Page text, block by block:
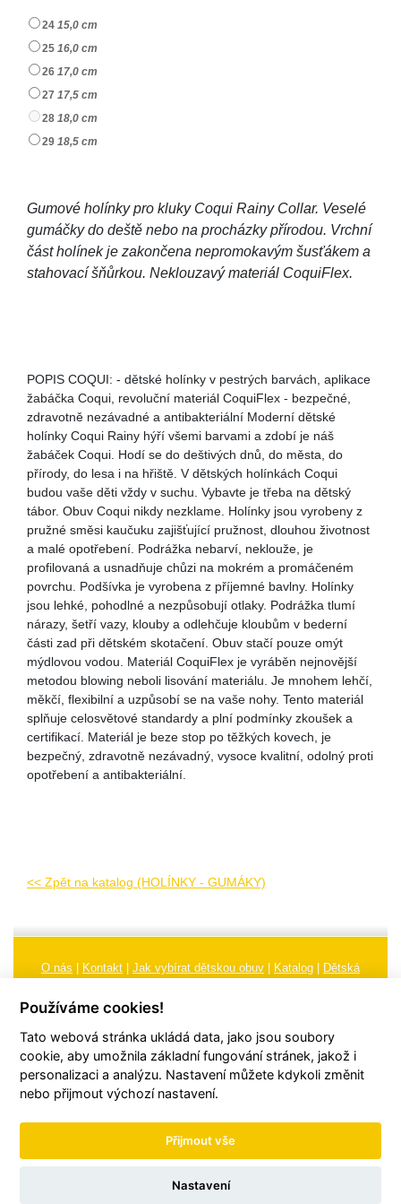
24 15,0 cm
25 16,0 cm
26 17,0 cm
27 17,5 cm
28 18,0 cm
29 18,5 cm
Gumové holínky pro kluky Coqui Rainy Collar. Veselé
gumáčky do deště nebo na procházky přírodou. Vrchní
část holínek je zakončena nepromokavým šusťákem a
stahovací šňůrkou. Neklouzavý materiál CoquiFlex.
POPIS COQUI: - dětské holínky v pestrých barvách, aplikace
žabáčka Coqui, revoluční materiál CoquiFlex - bezpečné,
zdravotně nezávadné a antibakteriální Moderní dětské
holínky Coqui Rainy hýří všemi barvami a zdobí je náš
žabáček Coqui. Hodí se do deštivých dnů, do města, do
přírody, do lesa i na hřiště. V dětských holínkách Coqui
budou vaše děti vždy v suchu. Vybavte je třeba na dětský
tábor. Obuv Coqui nikdy nezklame. Holínky jsou vyrobeny z
pružné směsi kaučuku zajišťující pružnost, dlouhou životnost
a malé opotřebení. Podrážka nebarví, neklouže, je
profilovaná a usnadňuje chůzi na mokrém a promáčeném
povrchu. Podšívka je vyrobena z příjemné bavlny. Holínky
jsou lehké, pohodlné a nezpůsobují otlaky. Podrážka tlumí
nárazy, šetří vazy, klouby a odlehčuje kloubům v bederní
části zad při dětském skotačení. Obuv stačí pouze omýt
mýdlovou vodou. Materiál CoquiFlex je vyráběn nejnovější
metodou blowing neboli lisování materiálu. Je mnohem lehčí,
měkčí, flexibilní a uzpůsobí se na vaše nohy. Tento materiál
splňuje celosvětové standardy a plní podmínky zkoušek a
certifikací. Materiál je beze stop po těžkých kovech, je
bezpečný, zdravotně nezávadný, vysoce kvalitní, odolný proti
opotřebení a antibakteriální.
<< Zpět na katalog (HOLÍNKY - GUMÁKY)
O nás Kontakt Jak vybírat dětskou obuv Katalog
Dětská
obuvi, pokyny a informace k reklamaci Nastavení cookies
© 2026TORI, s.r.o.| Všechna práva vyhrazena | Web vytvořil
Používáme cookies!
Tato webová stránka ukládá data, jako jsou soubory
cookie, aby umožnila základní fungování stránek, jakož i
personalizaci a analýzu. Nastavení můžete kdykoli změnit
nebo přijmout výchozí nastavení.
Přijmout vše
Nastavení